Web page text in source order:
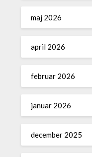
maj 2026
april 2026
februar 2026
januar 2026
december 2025